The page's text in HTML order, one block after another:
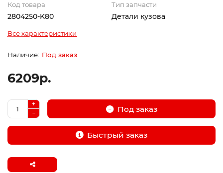
Код товара
2804250-K80
Тип запчасти
Детали кузова
Все характеристики
Под заказ
6209р.
Под заказ
Быстрый заказ